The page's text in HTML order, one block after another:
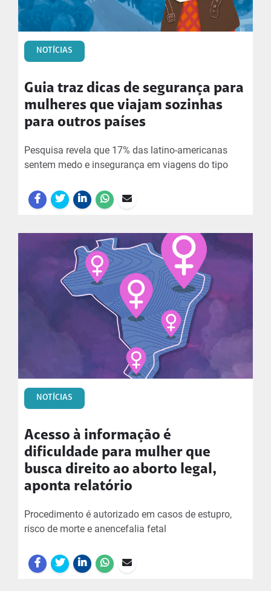
NOTÍCIAS
Guia traz dicas de segurança para
mulheres que viajam sozinhas
para outros países
Pesquisa revela que 17% das latino-americanas
sentem medo e insegurança em viagens do tipo
NOTÍCIAS
Acesso à informação é
dificuldade para mulher que
busca direito ao aborto legal,
aponta relatório
Procedimento é autorizado em casos de estupro,
risco de morte e anencefalia fetal